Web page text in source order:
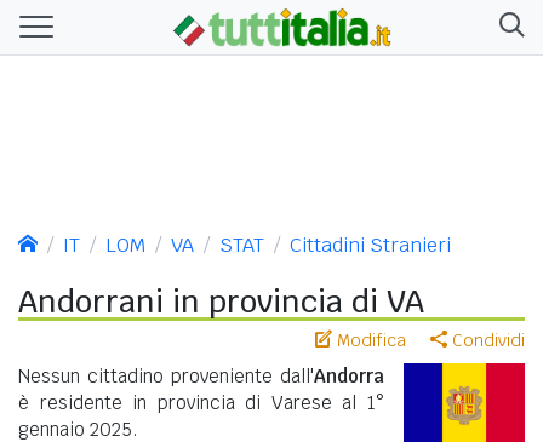
IT LOM VA STAT Cittadini Stranieri
Andorrani in provincia di VA
Modifica Condividi
Nessun cittadino proveniente dall'Andorra
è residente in provincia di Varese al 1°
gennaio 2025.